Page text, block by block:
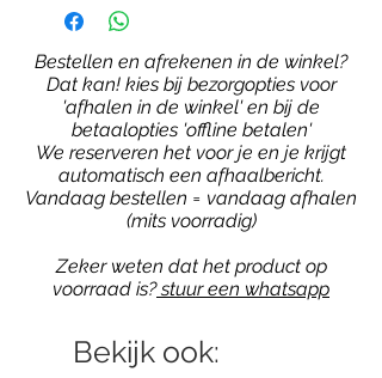
Bestellen en afrekenen in de winkel?
Dat kan! kies bij bezorgopties voor
'afhalen in de winkel' en bij de
betaalopties 'offline betalen'
We reserveren het voor je en je krijgt
automatisch een afhaalbericht.
Vandaag bestellen = vandaag afhalen
(mits voorradig)
Zeker weten dat het product op
voorraad is?stuur een whatsapp
Bekijk ook: